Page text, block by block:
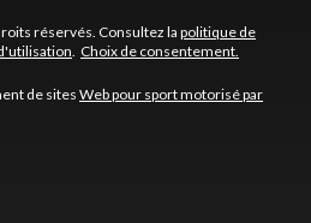
réservés. Consultez la politique de
. Choix de consentement.
de sitesWeb pour sport motorisé par